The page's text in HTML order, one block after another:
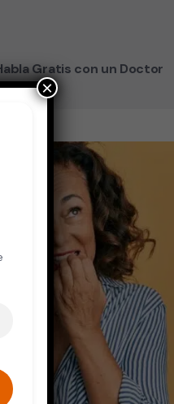
Gratis con un Doctor
×